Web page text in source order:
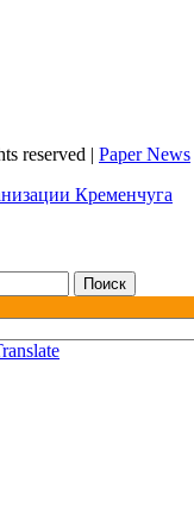
reserved | Paper News
Кременчуга